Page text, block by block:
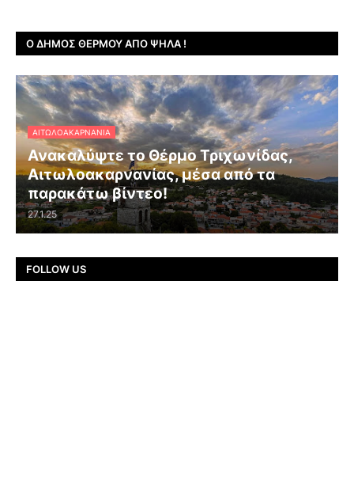
Ο ΔΉΜΟΣ ΘΈΡΜΟΥ ΑΠΌ ΨΗΛΆ !
ΑΙΤΩΛΟΑΚΑΡΝΑΝΊΑ
Ανακαλύψτε το Θέρμο Τριχωνίδας,
Αιτωλοακαρνανίας, μέσα από τα
παρακάτω βίντεο!
27.1.25
FOLLOW US